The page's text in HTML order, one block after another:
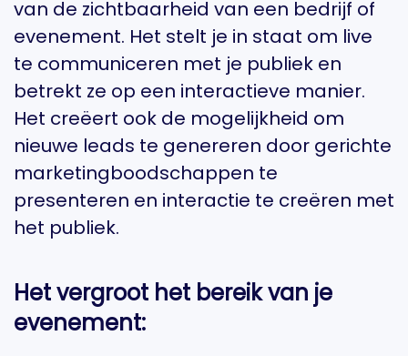
van de zichtbaarheid van een bedrijf of
evenement. Het stelt je in staat om live
te communiceren met je publiek en
betrekt ze op een interactieve manier.
Het creëert ook de mogelijkheid om
nieuwe leads te genereren door gerichte
marketingboodschappen te
presenteren en interactie te creëren met
het publiek.
Het vergroot het bereik van je
evenement: